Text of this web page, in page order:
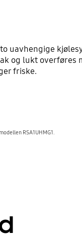
uavhengige
og lukt overføres
friske.
RSA1UHMG1.